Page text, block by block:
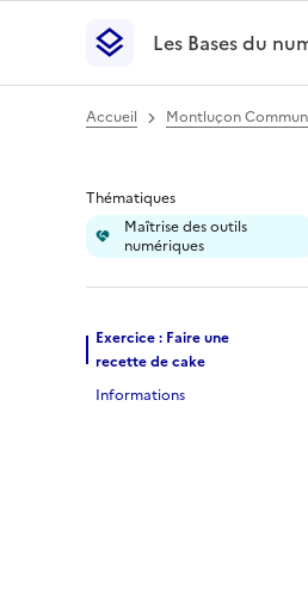
Les Bases du
Les Bases du
Accueil Montluçon
Exercice
Thématiques
Maîtrise des outils
numériques
Exercice : Faire une
recette de cake
Informations